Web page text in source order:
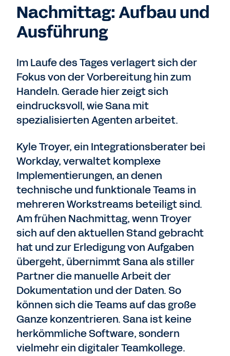
Nachmittag: Aufbau und
Ausführung
Im Laufe des Tages verlagert sich der
Fokus von der Vorbereitung hin zum
Handeln. Gerade hier zeigt sich
eindrucksvoll, wie Sana mit
spezialisierten Agenten arbeitet.
Kyle Troyer, ein Integrationsberater bei
Workday, verwaltet komplexe
Implementierungen, an denen
technische und funktionale Teams in
mehreren Workstreams beteiligt sind.
Am frühen Nachmittag, wenn Troyer
sich auf den aktuellen Stand gebracht
hat und zur Erledigung von Aufgaben
übergeht, übernimmt Sana als stiller
Partner die manuelle Arbeit der
Dokumentation und der Daten. So
können sich die Teams auf das große
Ganze konzentrieren. Sana ist keine
herkömmliche Software, sondern
vielmehr ein digitaler Teamkollege.